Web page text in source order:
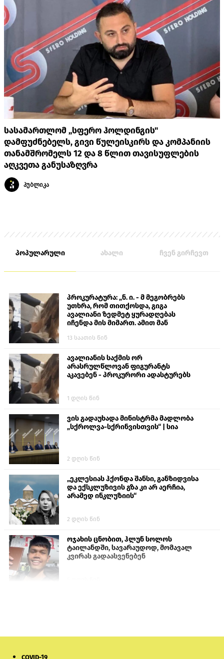
სასამართლომ „სფერო ჰოლდინგის"
დამფუძნებელს, გივი წულეისკირს და კომპანიის
თანამშრომელს 12 და 8 წლით თავისუფლების
აღკვეთა განუსაზღვრა
პუბლიკა
პოპულარული ახალი ჩვენ გირჩევთ
პროკურატურა: „ნ. ი. - მ მეგობრებს
უთხრა, რომ თითქოსდა, გიგა
ავალიანი ზედმეტ ყურადღებას
იჩენდა მის მიმართ. ამით მან
თავს დასხმოდა გიგა ავალიანს“
13 საათის წინ
ავალიანის საქმის ორ
არასრულწლოვან ფიგურანტს
აკავებენ - პროკურორი ადასტურებს
1 დღის წინ
ვის გადაუხადა მინისტრმა მადლობა
„სქროლვა-სქრინვისთვის“ | სია
2 დღის წინ
„ეკლესიას ჰქონდა შანსი, განზიდვისა
და ექსკლუზივის გზა კი არ აერჩია,
არამედ ინკლუზიის“
2 დღის წინ
ოჯახის ცნობით, ჰლუნ სოლოს
ტაილანდში, სავარაუდოდ, მომავალ
კვირას გადაასვენებენ
COVID-19